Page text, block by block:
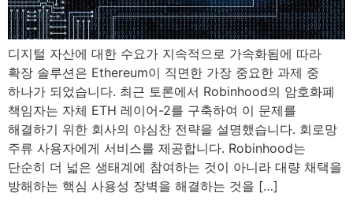
디지털 자산에 대한 수요가 지속적으로 가속화됨에 따라
확장 솔루션은 Ethereum이 직면한 가장 중요한 과제 중
하나가 되었습니다. 최근 토론에서 Robinhood의 암호화폐
책임자는 자체 ETH 레이어-2를 구축하여 이 문제를
해결하기 위한 회사의 야심찬 전략을 설명했습니다. 회로망
주류 사용자에게 서비스를 제공합니다. Robinhood는
단순히 더 넓은 생태계에 참여하는 것이 아니라 대량 채택을
방해하는 핵심 사용성 장벽을 해결하는 것을 […]